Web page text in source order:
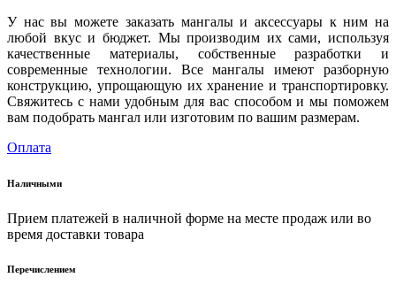
У нас вы можете заказать мангалы и аксессуары к ним на
любой вкус и бюджет. Мы производим их сами, используя
качественные материалы, собственные разработки и
современные технологии. Все мангалы имеют разборную
конструкцию, упрощающую их хранение и транспортировку.
Свяжитесь с нами удобным для вас способом и мы поможем
вам подобрать мангал или изготовим по вашим размерам.
Оплата
Наличными
Прием платежей в наличной форме на месте продаж или во
время доставки товара
Перечислением